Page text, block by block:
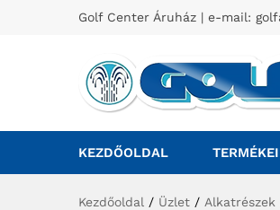
Golf Center Áruház | e-mail:
KEZDŐOLDAL
Kezdőoldal / Üzlet / Alkatrészek